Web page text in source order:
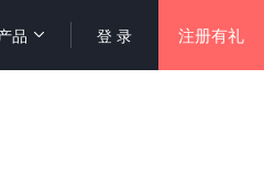
登 录 注册有礼
品